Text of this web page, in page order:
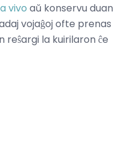
vivo aŭ konservu duan
vojaĝoj ofte prenas
la kuirilaron ĉe